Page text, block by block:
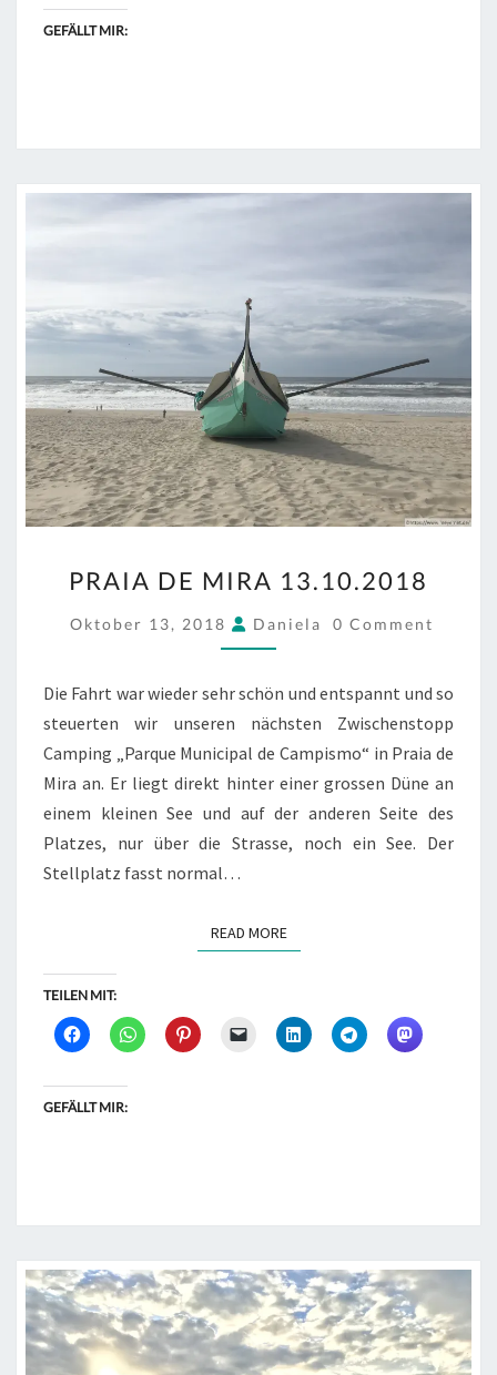
GEFÄLLT MIR:
DE
MIRA
13.10.2018
PRAIA DE MIRA 13.10.2018
Oktober 13, 2018 Daniela COMMENTS
0 Comment
Die Fahrt war wieder sehr schön und entspannt und so
steuerten wir unseren nächsten Zwischenstopp
Camping „Parque Municipal de Campismo“ in Praia de
Mira an. Er liegt direkt hinter einer grossen Düne an
einem kleinen See und auf der anderen Seite des
Platzes, nur über die Strasse, noch ein See. Der
Stellplatz fasst normal…
READ MOREREAD MORE
TEILEN MIT:
GEFÄLLT MIR: